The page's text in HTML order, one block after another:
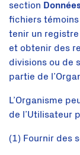
section
fichiers témoins
tenir un
et obtenir des
divisions ou de
partie de
L’Organisme
de l’Utilisateur
(1) Fournir des